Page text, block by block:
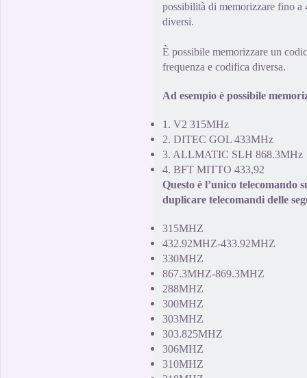
possibilità di memorizzare fino
diversi.
È possibile memorizzare un
frequenza e codifica diversa.
Ad esempio è possibile
1. V2 315MHz
2. DITEC GOL 433MHz
3. ALLMATIC SLH 868.3MHz
4. BFT MITTO 433,92
Questo è l’unico telecomando
duplicare telecomandi delle
315MHZ
432.92MHZ-433.92MHZ
330MHZ
867.3MHZ-869.3MHZ
288MHZ
300MHZ
303MHZ
303.825MHZ
306MHZ
310MHZ